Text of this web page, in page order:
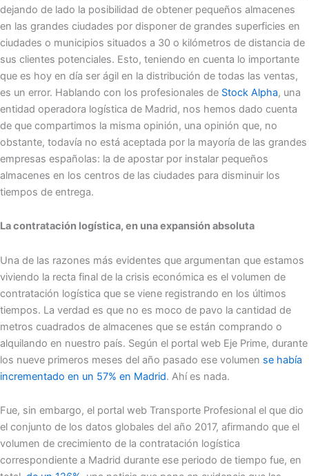
dejando de lado la posibilidad de obtener pequeños almacenes
en las grandes ciudades por disponer de grandes superficies en
ciudades o municipios situados a 30 o kilómetros de distancia de
sus clientes potenciales. Esto, teniendo en cuenta lo importante
que es hoy en día ser ágil en la distribución de todas las ventas,
es un error. Hablando con los profesionales de Stock Alpha, una
entidad operadora logística de Madrid, nos hemos dado cuenta
de que compartimos la misma opinión, una opinión que, no
obstante, todavía no está aceptada por la mayoría de las grandes
empresas españolas: la de apostar por instalar pequeños
almacenes en los centros de las ciudades para disminuir los
tiempos de entrega.
La contratación logística, en una expansión absoluta
Una de las razones más evidentes que argumentan que estamos
viviendo la recta final de la crisis económica es el volumen de
contratación logística que se viene registrando en los últimos
tiempos. La verdad es que no es moco de pavo la cantidad de
metros cuadrados de almacenes que se están comprando o
alquilando en nuestro país. Según el portal web Eje Prime, durante
los nueve primeros meses del año pasado ese volumen se había
incrementado en un 57% en Madrid. Ahí es nada.
Fue, sin embargo, el portal web Transporte Profesional el que dio
el conjunto de los datos globales del año 2017, afirmando que el
volumen de crecimiento de la contratación logística
correspondiente a Madrid durante ese periodo de tiempo fue, en